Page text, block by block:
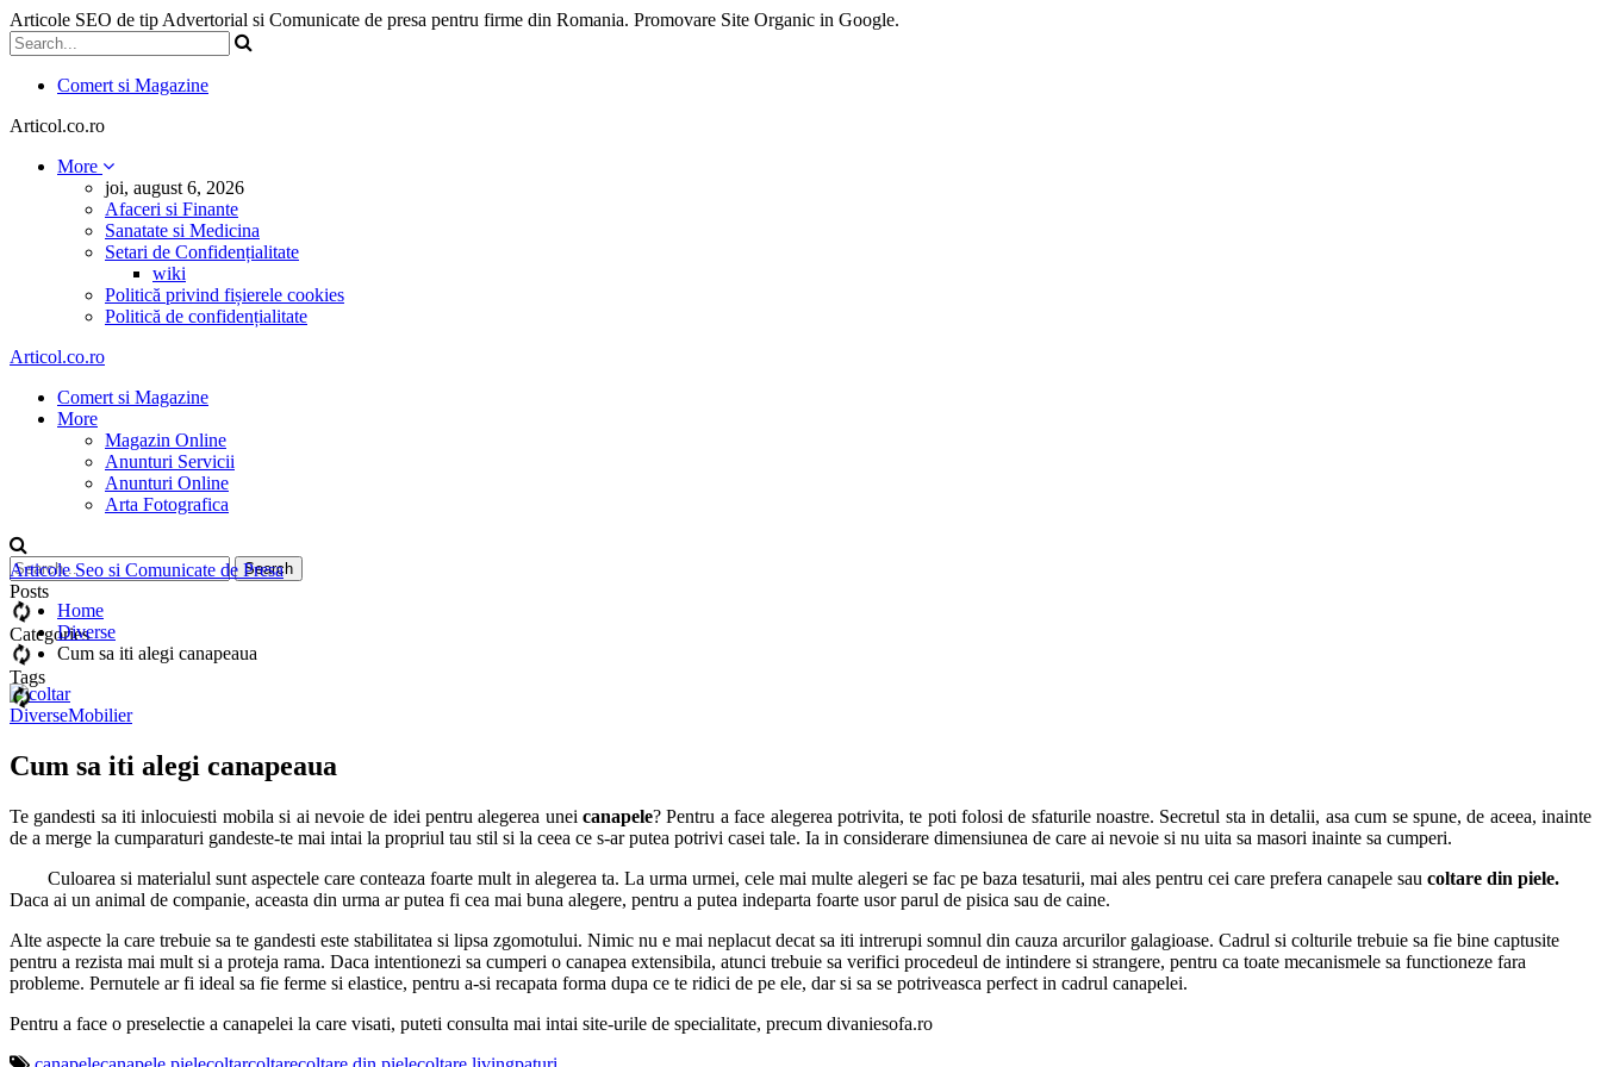
Articole SEO de tip Advertorial si Comunicate de presa pentru firme din Romania. Promovare Site Organic in Google.
Comert si Magazine
Articol.co.ro
More
joi, august 6, 2026
Afaceri si Finante
Sanatate si Medicina
Setari de Confidențialitate
wiki
Politică privind fișierele cookies
Politică de confidențialitate
Articol.co.ro
Comert si Magazine
More
Magazin Online
Anunturi Servicii
Anunturi Online
Arta Fotografica
Posts
Categories
Tags
Articole Seo si Comunicate de Presa
Home
Diverse
Cum sa iti alegi canapeaua
DiverseMobilier
Cum sa iti alegi canapeaua
Te gandesti sa iti inlocuiesti mobila si ai nevoie de idei pentru alegerea uneicanapele? Pentru a face alegerea potrivita, te poti folosi de sfaturile noastre. Secretul sta in detalii, asa cum se spune, de aceea, inainte
de a merge la cumparaturi gandeste-te mai intai la propriul tau stil si la ceea ce s-ar putea potrivi casei tale. Ia in considerare dimensiunea de care ai nevoie si nu uita sa masori inainte sa cumperi.
Culoarea si materialul sunt aspectele care conteaza foarte mult in alegerea ta. La urma urmei, cele mai multe alegeri se fac pe baza tesaturii, mai ales pentru cei care prefera canapele sau coltare din piele.
Daca ai un animal de companie, aceasta din urma ar putea fi cea mai buna alegere, pentru a putea indeparta foarte usor parul de pisica sau de caine.
Alte aspecte la care trebuie sa te gandesti este stabilitatea si lipsa zgomotului. Nimic nu e mai neplacut decat sa iti intrerupi somnul din cauza arcurilor galagioase. Cadrul si colturile trebuie sa fie bine captusite
pentru a rezista mai mult si a proteja rama. Daca intentionezi sa cumperi o canapea extensibila, atunci trebuie sa verifici procedeul de intindere si strangere, pentru ca toate mecanismele sa functioneze fara
probleme. Pernutele ar fi ideal sa fie ferme si elastice, pentru a-si recapata forma dupa ce te ridici de pe ele, dar si sa se potriveasca perfect in cadrul canapelei.
Pentru a face o preselectie a canapelei la care visati, puteti consulta mai intai site-urile de specialitate, precum divaniesofa.ro